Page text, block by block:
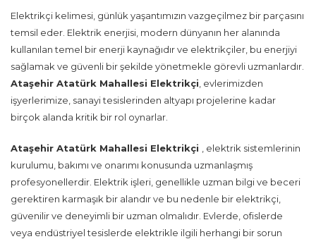
Elektrikçi kelimesi, günlük yaşantımızın vazgeçilmez bir parçasını
temsil eder. Elektrik enerjisi, modern dünyanın her alanında
kullanılan temel bir enerji kaynağıdır ve elektrikçiler, bu enerjiyi
sağlamak ve güvenli bir şekilde yönetmekle görevli uzmanlardır.
Ataşehir Atatürk Mahallesi Elektrikçi , evlerimizden
işyerlerimize, sanayi tesislerinden altyapı projelerine kadar
birçok alanda kritik bir rol oynarlar.
Ataşehir Atatürk Mahallesi Elektrikçi
, elektrik sistemlerinin
kurulumu, bakımı ve onarımı konusunda uzmanlaşmış
profesyonellerdir. Elektrik işleri, genellikle uzman bilgi ve beceri
gerektiren karmaşık bir alandır ve bu nedenle bir elektrikçi,
güvenilir ve deneyimli bir uzman olmalıdır. Evlerde, ofislerde
veya endüstriyel tesislerde elektrikle ilgili herhangi bir sorun